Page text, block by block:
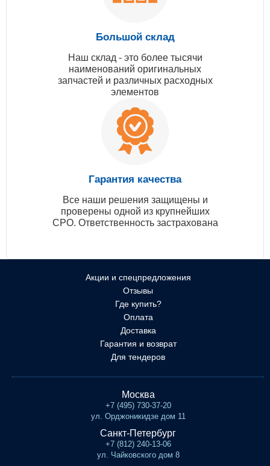
Большой склад
Наш склад - это более тысячи
наименований оригинальных
запчастей и различных расходных
элементов
Гарантия качества
Все наши решения защищены и
проверены одной из крупнейших
СРО. Ответственность застрахована
Акции и спецпредложения
Отзывы
Где купить?
Оплата
Доставка
Гарантия и возврат
Для тендеров
Москва
+7 (495) 730-37-20
ул. Орджоникидзе дом 11
Санкт-Петербург
+7 (812) 240-13-06
ул. Чайковского дом 8